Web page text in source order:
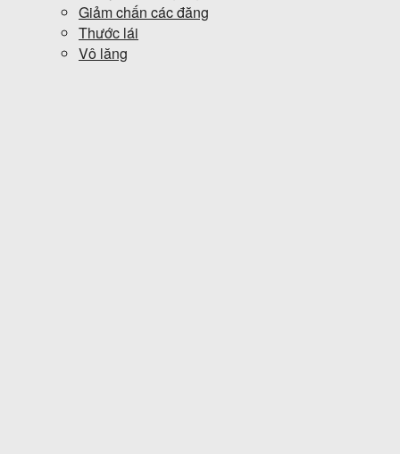
Giảm chấn các đăng
Thước lái
Vô lăng